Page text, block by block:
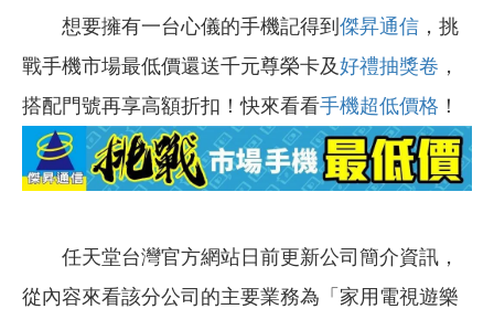
想要擁有一台心儀的手機記得到 傑昇通信 ，挑
戰手機市場最低價還送千元尊榮卡及好禮抽獎卷 ，
搭配門號再享高額折扣！快來看看手機超低價格 ！
任天堂台灣官方網站日前更新公司簡介資訊，
從內容來看該分公司的主要業務為「家用電視遊樂